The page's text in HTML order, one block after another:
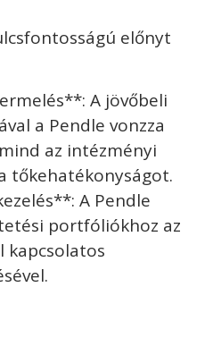
előnyt
A jövőbeli
a Pendle vonzza
az intézményi
tőkehatékonyságot.
A Pendle
portfóliókhoz az
kapcsolatos